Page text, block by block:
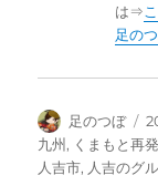
は⇒
足の
投
稿
者
足のつぼ
稿
日:
九州, くまもと再
人吉市, 人吉のグ